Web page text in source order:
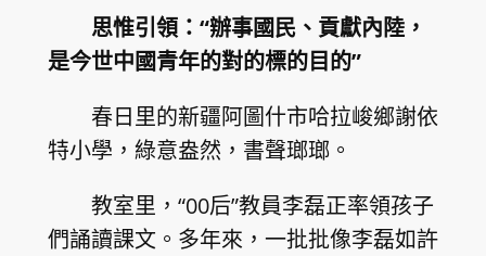
思惟引領：“辦事國民、貢獻內陸，
是今世中國青年的對的標的目的”
春日里的新疆阿圖什市哈拉峻鄉謝依
特小學，綠意盎然，書聲瑯瑯。
教室里，“00后”教員李磊正率領孩子
們誦讀課文。多年來，一批批像李磊如許